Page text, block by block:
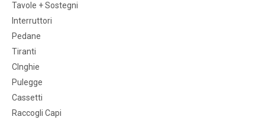
Tavole + Sostegni
Interruttori
Pedane
Tiranti
CInghie
Pulegge
Cassetti
Raccogli Capi